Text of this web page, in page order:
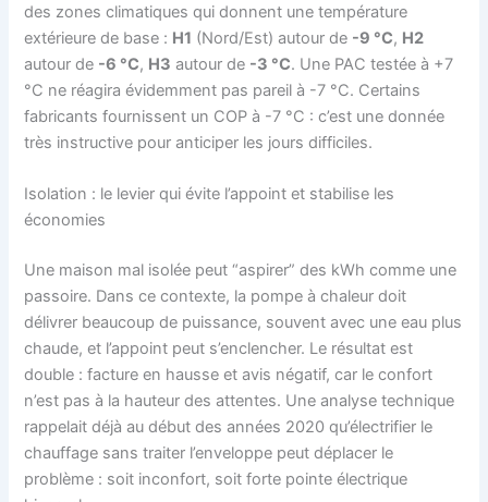
des zones climatiques qui donnent une température
extérieure de base : H1 (Nord/Est) autour de -9 °C, H2
autour de -6 °C, H3 autour de -3 °C. Une PAC testée à +7
°C ne réagira évidemment pas pareil à -7 °C. Certains
fabricants fournissent un COP à -7 °C : c’est une donnée
très instructive pour anticiper les jours difficiles.
Isolation : le levier qui évite l’appoint et stabilise les
économies
Une maison mal isolée peut “aspirer” des kWh comme une
passoire. Dans ce contexte, la pompe à chaleur doit
délivrer beaucoup de puissance, souvent avec une eau plus
chaude, et l’appoint peut s’enclencher. Le résultat est
double : facture en hausse et avis négatif, car le confort
n’est pas à la hauteur des attentes. Une analyse technique
rappelait déjà au début des années 2020 qu’électrifier le
chauffage sans traiter l’enveloppe peut déplacer le
problème : soit inconfort, soit forte pointe électrique